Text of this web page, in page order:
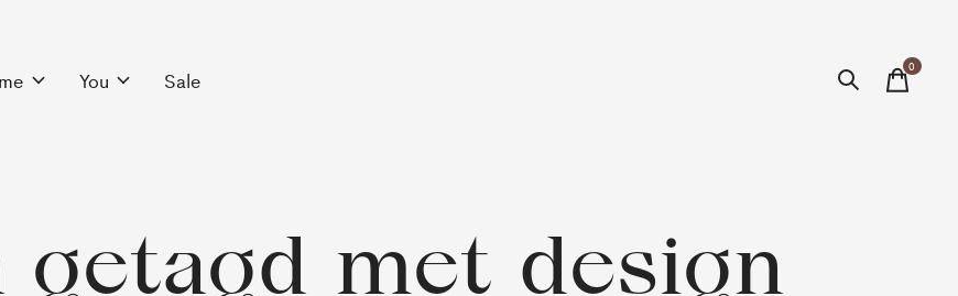
You Sale
0items
getagd met design